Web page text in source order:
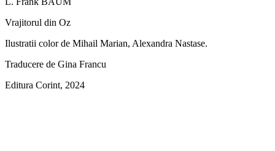
Vrajitorul din Oz
Ilustratii color de Mihail Marian, Alexandra Nastase.
Traducere de Gina Francu
Editura Corint, 2024